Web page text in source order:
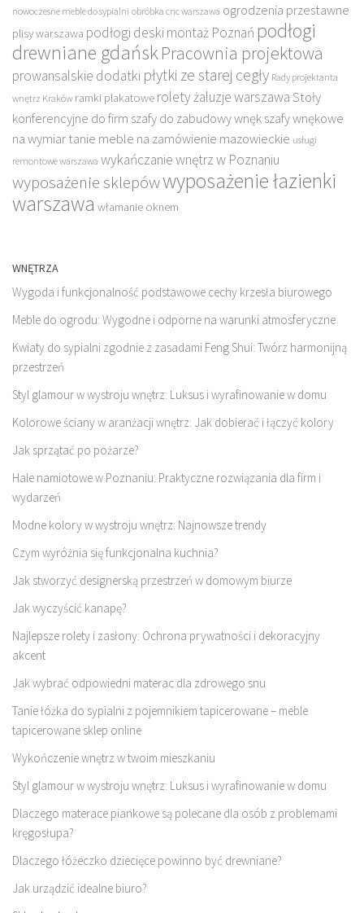
nowoczesne meble do sypialni obróbka cnc warszawa ogrodzenia przestawne
plisy warszawa podłogi deski montaż Poznań podłogi
drewniane gdańskPracownia projektowa
prowansalskie dodatki płytki ze starej cegły Rady projektanta
wnętrz Kraków ramki plakatowe rolety żaluzje warszawa Stoły
konferencyjne do firm szafy do zabudowy wnęk szafy wnękowe
na wymiar tanie meble na zamówienie mazowieckie usługi
remontowe warszawa wykańczanie wnętrz w Poznaniu
wyposażenie sklepówwyposażenie łazienki
warszawa włamanie oknem
WNĘTRZA
Wygoda i funkcjonalność podstawowe cechy krzesła biurowego
Meble do ogrodu: Wygodne i odporne na warunki atmosferyczne
Kwiaty do sypialni zgodnie z zasadami Feng Shui: Twórz harmonijną
przestrzeń
Styl glamour w wystroju wnętrz: Luksus i wyrafinowanie w domu
Kolorowe ściany w aranżacji wnętrz: Jak dobierać i łączyć kolory
Jak sprzątać po pożarze?
Hale namiotowe w Poznaniu: Praktyczne rozwiązania dla firm i
wydarzeń
Modne kolory w wystroju wnętrz: Najnowsze trendy
Czym wyróżnia się funkcjonalna kuchnia?
Jak stworzyć designerską przestrzeń w domowym biurze
Jak wyczyścić kanapę?
Najlepsze rolety i zasłony: Ochrona prywatności i dekoracyjny
akcent
Jak wybrać odpowiedni materac dla zdrowego snu
Tanie łóżka do sypialni z pojemnikiem tapicerowane – meble
tapicerowane sklep online
Wykończenie wnętrz w twoim mieszkaniu
Styl glamour w wystroju wnętrz: Luksus i wyrafinowanie w domu
Dlaczego materace piankowe są polecane dla osób z problemami
kręgosłupa?
Dlaczego łóżeczko dziecięce powinno być drewniane?
Jak urządzić idealne biuro?